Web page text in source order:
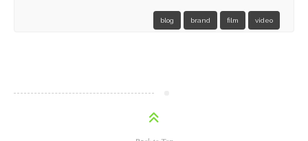
blog brand film video